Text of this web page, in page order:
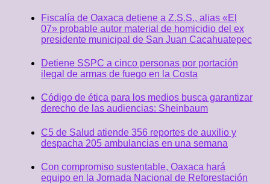
Fiscalía de Oaxaca detiene a Z.S.S., alias «El
07» probable autor material de homicidio del ex
presidente municipal de San Juan Cacahuatepec
Detiene SSPC a cinco personas por portación
ilegal de armas de fuego en la Costa
Código de ética para los medios busca garantizar
derecho de las audiencias: Sheinbaum
C5 de Salud atiende 356 reportes de auxilio y
despacha 205 ambulancias en una semana
Con compromiso sustentable, Oaxaca hará
equipo en la Jornada Nacional de Reforestación